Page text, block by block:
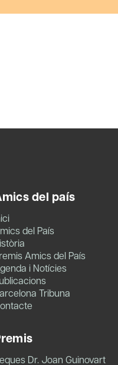
del país
del País
Amics del País
i Notícies
Tribuna
Dr. Joan Guinovart